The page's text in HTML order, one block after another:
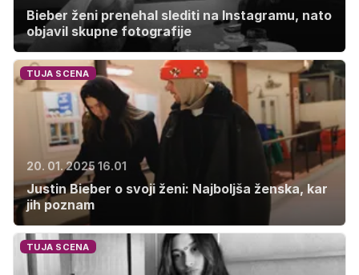
Bieber ženi prenehal slediti na Instagramu, nato
objavil skupne fotografije
TUJA SCENA
20. 01. 2025 16.01
Justin Bieber o svoji ženi: Najboljša ženska, kar
jih poznam
TUJA SCENA